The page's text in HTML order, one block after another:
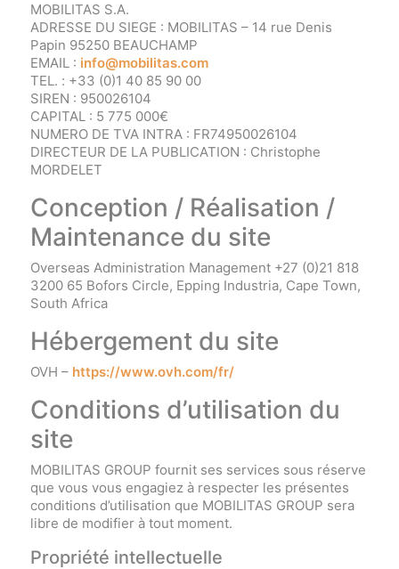
MOBILITAS S.A.
ADRESSE DU SIEGE : MOBILITAS – 14 rue Denis
Papin 95250 BEAUCHAMP
EMAIL : info@mobilitas.com
TEL. : +33 (0)1 40 85 90 00
SIREN : 950026104
CAPITAL : 5 775 000€
NUMERO DE TVA INTRA : FR74950026104
DIRECTEUR DE LA PUBLICATION : Christophe
MORDELET
Conception / Réalisation /
Maintenance du site
Overseas Administration Management +27 (0)21 818
3200 65 Bofors Circle, Epping Industria, Cape Town,
South Africa
Hébergement du site
OVH – https://www.ovh.com/fr/
Conditions d’utilisation du
site
MOBILITAS GROUP fournit ses services sous réserve
que vous vous engagiez à respecter les présentes
conditions d’utilisation que MOBILITAS GROUP sera
libre de modifier à tout moment.
Propriété intellectuelle